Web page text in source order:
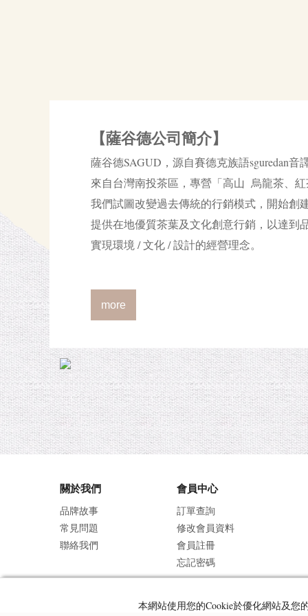
【薩谷德公司簡介】
薩谷德SAGUD，源自賽德克族語sguredan
來自台灣南投茶區，專營「高山 烏龍茶、
我們試圖改變過去傳統的行銷模式，開始創
提供在地優質茶葉及文化創意行銷，以達到
實現環境 / 文化 / 設計的經營理念。
more
關於我們
品牌故事
常見問題
聯絡我們
會員中心
訂單查詢
修改會員資料
會員註冊
忘記密碼
本網站使用您的Cookie於優化網站及